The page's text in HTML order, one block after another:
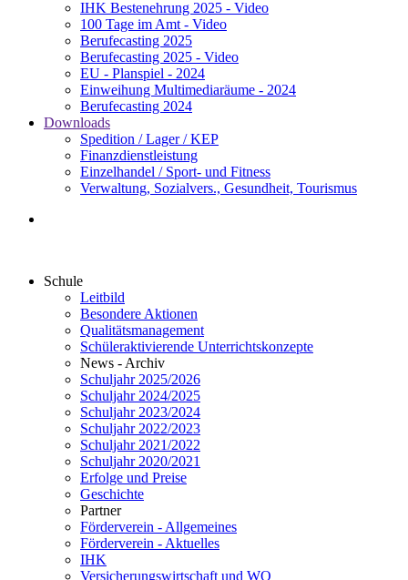
IHK Bestenehrung 2025 - Video
100 Tage im Amt - Video
Berufecasting 2025
Berufecasting 2025 - Video
EU - Planspiel - 2024
Einweihung Multimediaräume - 2024
Berufecasting 2024
Downloads
Spedition / Lager / KEP
Finanzdienstleistung
Einzelhandel / Sport- und Fitness
Verwaltung, Sozialvers., Gesundheit, Tourismus
Schule
Leitbild
Besondere Aktionen
Qualitätsmanagement
Schüleraktivierende Unterrichtskonzepte
News - Archiv
Schuljahr 2025/2026
Schuljahr 2024/2025
Schuljahr 2023/2024
Schuljahr 2022/2023
Schuljahr 2021/2022
Schuljahr 2020/2021
Erfolge und Preise
Geschichte
Partner
Förderverein - Allgemeines
Förderverein - Aktuelles
IHK
Versicherungswirtschaft und WO